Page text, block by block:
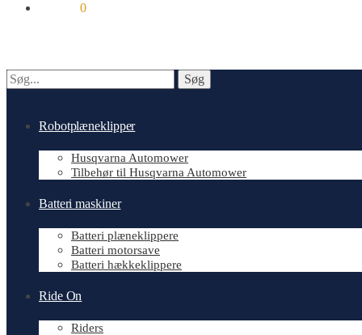
0
Søg
efter:
Søg
Robotplæneklipper
Husqvarna Automower
Tilbehør til Husqvarna Automower
Batteri maskiner
Batteri plæneklippere
Batteri motorsave
Batteri hækkeklippere
Ride On
Riders